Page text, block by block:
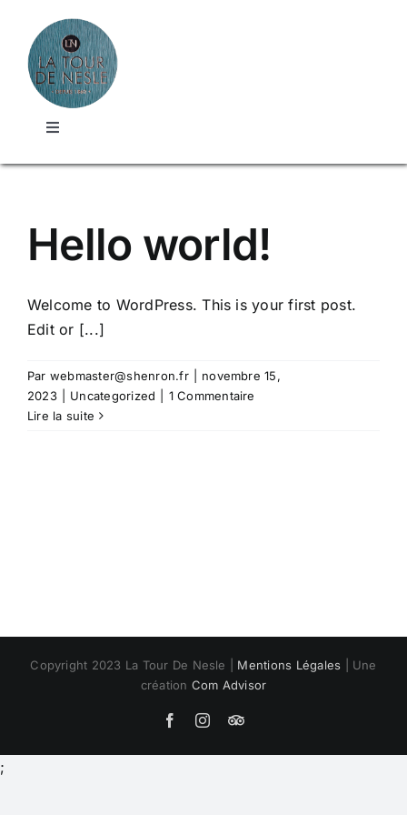
contenu
Toggle
La carte
Galerie photo
Hello world!
Welcome to WordPress. This is your first post.
Edit or [...]
Par webmaster@shenron.fr
novembre 15,
2023
Uncategorized
1 Commentaire
Lire la suite
Copyright 2023 La Tour De Nesle | Mentions Légales | Une
création Com Advisor
FacebookInstagram
Trip-
;